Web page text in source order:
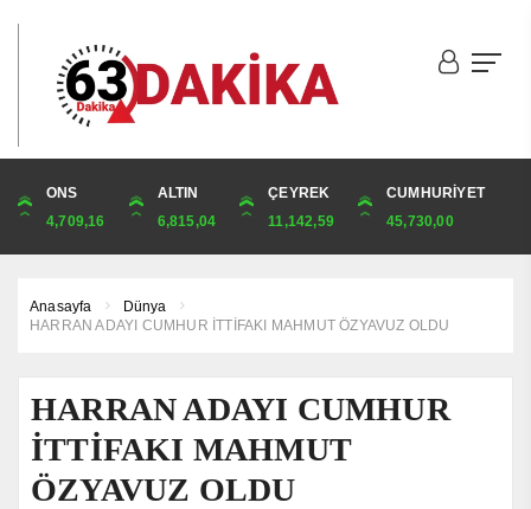
DOLAR
44,9817
EURO
52,7583
ALTIN
6,815,04
BIST
1.841,78
ONS
4,709,16
ALTIN
6,815,04
ÇEYREK
11,142,59
CUMHURİYET
45,730,00
Anasayfa
Dünya
HARRAN ADAYI CUMHUR İTTİFAKI MAHMUT ÖZYAVUZ OLDU
HARRAN ADAYI CUMHUR
İTTİFAKI MAHMUT
ÖZYAVUZ OLDU